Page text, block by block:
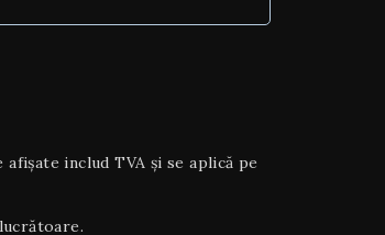
includ TVA și se aplică pe